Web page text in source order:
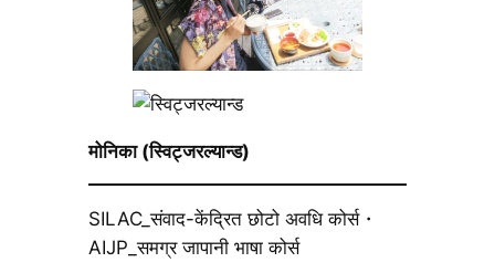
मोनिका (स्विट्जरल्यान्ड)
SILAC_संवाद-केंद्रित छोटो अवधि कोर्स・
AIJP_समग्र जापानी भाषा कोर्स